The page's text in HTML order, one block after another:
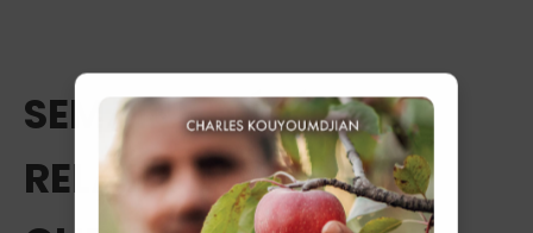
SEMAINE D'ÉTÉ DE LA
RELATION D'AIDE